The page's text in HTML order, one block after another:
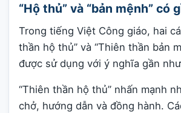
“Hộ thủ” và “bản mệnh” có
Trong tiếng Việt Công giáo, hai
thần hộ thủ” và “Thiên thần bản
được sử dụng với ý nghĩa gần
“Thiên thần hộ thủ” nhấn mạnh
chở, hướng dẫn và đồng hành.